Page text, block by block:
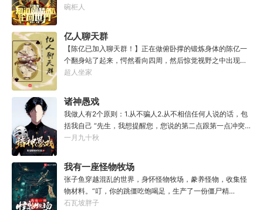
了一个青铜？！”“英雄协会，S级之下的英雄都不用在
如今变成了一个个危险的世界，作为轮回者的方泊必须要在
里面挣扎求生。原本是这样没错，只是他怎么觉得大家都有
些奇怪呢？当看到一群轮回者准备围杀琦玉的时候，他终于
明白过来，原来真的只有自己才知道剧情。
碗柜人
亿人聊天群
【陈亿已加入聊天群！】正在做俯卧撑的锻炼身体的陈亿一
个翻身站了起来，愕然看向四周，然后惊觉视野之中出现了
一个聊天群界面。“这是，我的金手指？”陈亿双眼含泪，我
【陈亿已加入聊天群！】【陈亿已加入聊天群！】【陈亿已
加入聊天群！】【陈亿已加入聊天群！】陈亿：？？？聊天
群还能卡机了？
超人坐家
诸神愚戏
我做人有2个原则：1.从不骗人2.从不相信任何人说的话，包
括我自己 “先生，我想提醒您，您说的第二点跟第一点冲突
了。” “哪里冲突？”“您既然从不骗人，为何不相信自己说的
介绍一下，我叫程实，从不骗人的程实。 什么，你没听说过
我？ 没关系，你只是还没被我骗过。 很快，你就会记得了。
一月九十秋
我有一座怪物牧场
张子鱼穿越混乱的世界，身怀怪物牧场，豢养怪物，收集怪
物材料。“叮，你的跳僵吃饱喝足，生产了一份僵尸精
血”“叮，你的舔食者很满意那一头肥猪，生产了一份力量本
石瓦坡胖子